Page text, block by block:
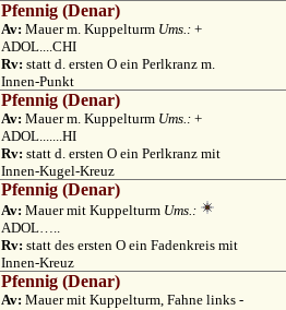
Pfennig (Denar)
Av: Mauer m. Kuppelturm Ums.: +
ADOL....CHI
Rv: statt d. ersten O ein Perlkranz m.
Innen-Punkt
Pfennig (Denar)
Av: Mauer m. Kuppelturm Ums.: +
ADOL.......HI
Rv: statt d. ersten O ein Perlkranz mit
Innen-Kugel-Kreuz
Pfennig (Denar)
Av: Mauer mit Kuppelturm Ums.:
ADOL…..
Rv: statt des ersten O ein Fadenkreis mit
Innen-Kreuz
Pfennig (Denar)
Av: Mauer mit Kuppelturm, Fahne links -